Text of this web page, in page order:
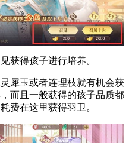
获得孩子进行培养。
犀玉或者连理枝就有机会获
而且一般获得的孩子品质都
费在这里获得羽卫。